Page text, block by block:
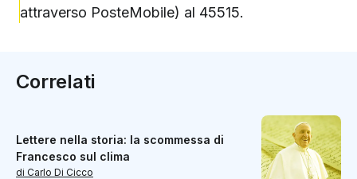
attraverso PosteMobile) al 45515.
Correlati
Lettere nella storia: la scommessa di
Francesco sul clima
di Carlo Di Cicco